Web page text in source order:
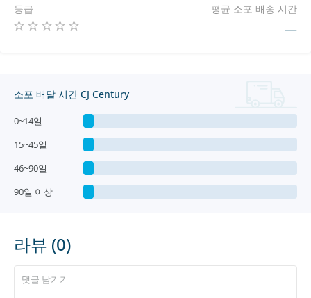
등급 평균 소포 배송 시간
—
소포 배달 시간 CJ Century
0~14일
15~45일
46~90일
90일 이상
라뷰 (0)